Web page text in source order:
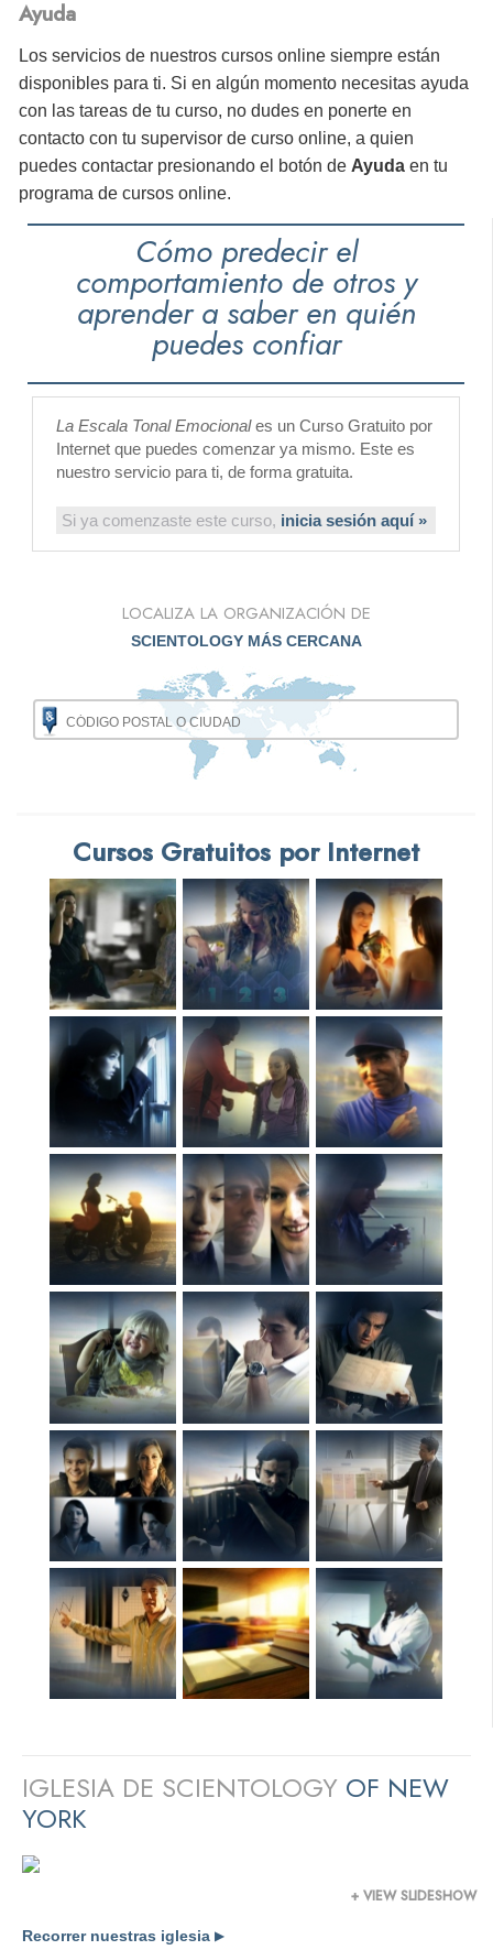
Ayuda
Los servicios de nuestros cursos online siempre están
disponibles para ti. Si en algún momento necesitas ayuda
con las tareas de tu curso, no dudes en ponerte en
contacto con tu supervisor de curso online, a quien
puedes contactar presionando el botón de Ayuda en tu
programa de cursos online.
Cómo predecir el
comportamiento de otros y
aprender a saber en quién
puedes confiar
La Escala Tonal Emocionales un Curso Gratuito por
Internet que puedes comenzar ya mismo. Este es
nuestro servicio para ti, de forma gratuita.
Si ya comenzaste este curso, inicia sesión aquí »
LOCALIZA LA ORGANIZACIÓN DE
SCIENTOLOGY MÁS CERCANA
Cursos Gratuitos por Internet
IGLESIA DE SCIENTOLOGY OF NEW
YORK
+ VIEW SLIDESHOW
Recorrer nuestras iglesia ▶